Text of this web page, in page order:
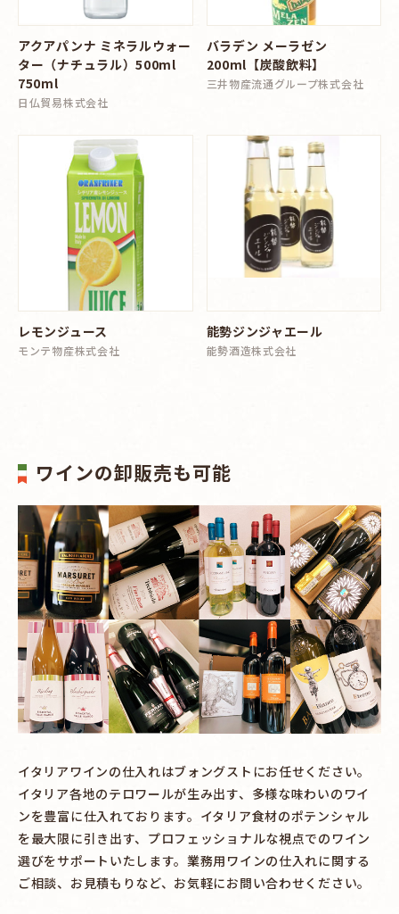
アクアパンナ ミネラルウォー
ター（ナチュラル）500ml
750ml
日仏貿易株式会社
バラデン メーラゼン
200ml【炭酸飲料】
三井物産流通グループ株式会社
レモンジュース
モンテ物産株式会社
能勢ジンジャエール
能勢酒造株式会社
ワインの卸販売も可能
イタリアワインの仕入れはブォングストにお任せください。
イタリア各地のテロワールが生み出す、多様な味わいのワイ
ンを豊富に仕入れております。イタリア食材のポテンシャル
を最大限に引き出す、プロフェッショナルな視点でのワイン
選びをサポートいたします。業務用ワインの仕入れに関する
ご相談、お見積もりなど、お気軽にお問い合わせください。